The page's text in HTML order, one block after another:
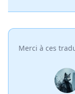
Merci à ces